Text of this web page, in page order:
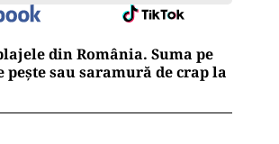
calde pe timp de
Nou, fiind înregistrate
decembrie.